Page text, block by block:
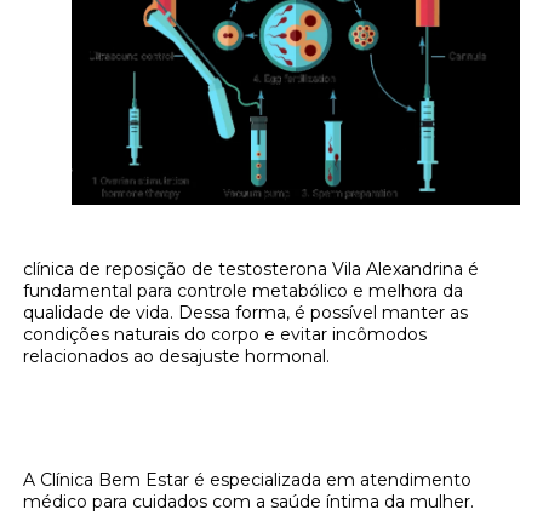
clínica de reposição de testosterona Vila Alexandrina é
fundamental para controle metabólico e melhora da
qualidade de vida. Dessa forma, é possível manter as
condições naturais do corpo e evitar incômodos
relacionados ao desajuste hormonal.
A Clínica Bem Estar é especializada em atendimento
médico para cuidados com a saúde íntima da mulher.